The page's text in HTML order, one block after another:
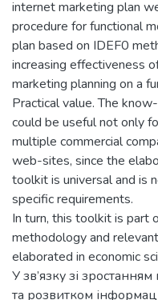
internet marketing plan
procedure for functional
plan based on IDEF0
increasing effectiveness
marketing planning on a
Practical value. The
could be useful not only
multiple commercial
web-sites, since the
toolkit is universal and is
specific requirements.
In turn, this toolkit is part
methodology and
elaborated in economic
У зв’язку зі
та розвитком